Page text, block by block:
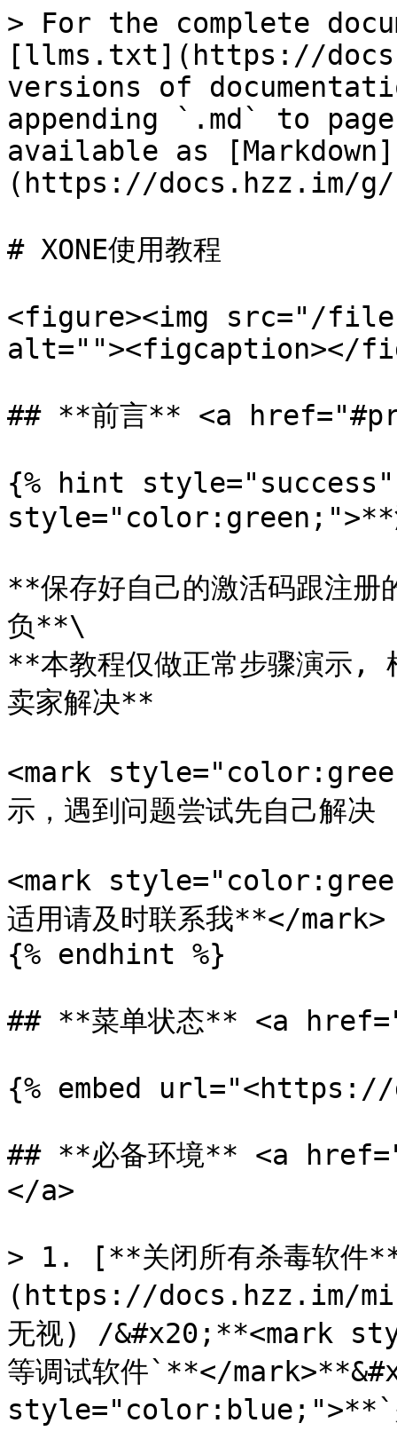
> For the complete
[llms.txt](https://
versions of
appending `.md` to
available as [Markdown]
(https://docs.hzz.im/g/
# XONE使用教程
<figure><img src="/
alt=""><figcaption></
## **前言** <a
{% hint style="success"
style="color:green;">**
**保存好自己的激活码跟注
负**\
**本教程仅做正常步骤演示,
卖家解决**
<mark
示，遇到问题尝试先自己
<mark
适用请及时联系我**</mark>
{% endhint %}
## **菜单状态** <a
{% embed
## **必备环境** <a
</a>
> 1. [**关闭所有杀毒软件
(https://docs.hzz.im/
无视) /&#x20;**<mark
等调试软件`**</
style="color:blue;">**`